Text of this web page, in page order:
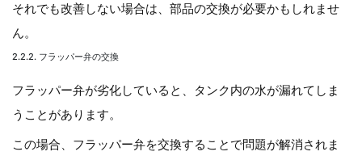
それでも改善しない場合は、部品の交換が必要かもしれませ
ん。
2.2.2. フラッパー弁の交換
フラッパー弁が劣化していると、タンク内の水が漏れてしま
うことがあります。
この場合、フラッパー弁を交換することで問題が解消されま